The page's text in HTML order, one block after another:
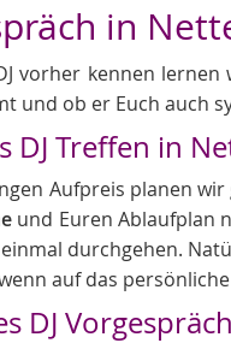
in
vorher kennen
und ob er Euch auch
DJ Treffen in
Aufpreis planen
und Euren Ablaufplan
durchgehen.
auf das
DJ Vorgespräch